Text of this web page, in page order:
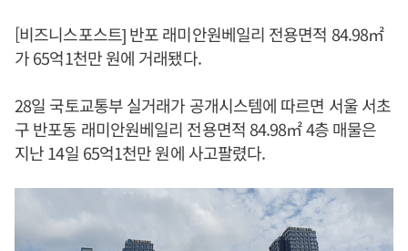
[비즈니스포스트] 반포 래미안원베일리 전용면적 84.98㎡
가 65억1천만 원에 거래됐다.
28일 국토교통부 실거래가 공개시스템에 따르면 서울 서초
구 반포동 래미안원베일리 전용면적 84.98㎡ 4층 매물은
지난 14일 65억1천만 원에 사고팔렸다.